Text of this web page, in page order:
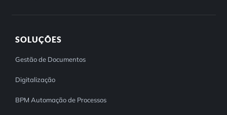
SOLUÇÕES
Gestão de Documentos
Digitalização
BPM Automação de Processos